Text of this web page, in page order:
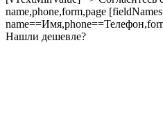
name,phone,form,page
Нашли дешевле?